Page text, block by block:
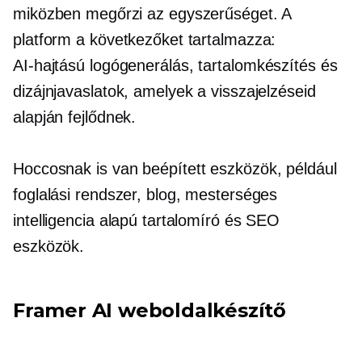
miközben megőrzi az egyszerűséget. A
platform a következőket tartalmazza:
AI-hajtású logógenerálás, tartalomkészítés és
dizájnjavaslatok, amelyek a visszajelzéseid
alapján fejlődnek.
Hoccosnak is van beépítetteszközök, például
foglalási rendszer, blog, mesterséges
intelligencia alapú tartalomíró és SEO
eszközök.
Framer AI weboldalkészítő